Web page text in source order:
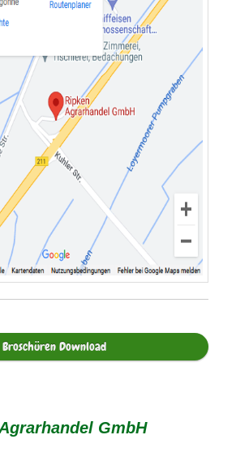
Broschüren Download
GmbH